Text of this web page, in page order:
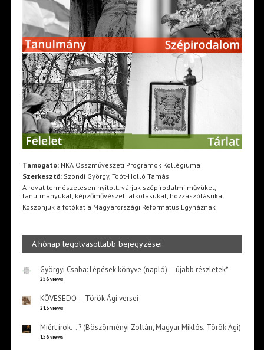
Támogató:NKA Összművészeti Programok Kollégiuma
Szerkesztő:Szondi György, Toót-Holló Tamás
A rovat természetesen nyitott: várjuk szépirodalmi művüket,
tanulmányukat, képzőművészeti alkotásukat, hozzászólásukat.
Köszönjük a fotókat a Magyarországi Református Egyháznak
A hónap legolvasottabb bejegyzései
Györgyi Csaba: Lépések könyve (napló) – újabb részletek*
256 views
KÖVESEDŐ – Török Ági versei
213 views
Miért írok… ? (Böszörményi Zoltán, Magyar Miklós, Török Ági)
156 views